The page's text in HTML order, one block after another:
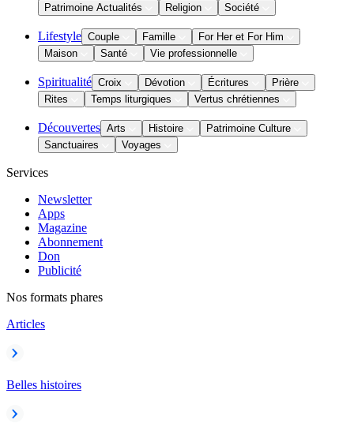
Patrimoine Actualités
Religion Société
Lifestyle Couple Famille
For Her et For Him
Maison
Santé Vie professionnelle
Spiritualité Croix Dévotion Écritures
Prière
Rites
Temps liturgiques Vertus chrétiennes
Découvertes Arts Histoire
Patrimoine Culture
Sanctuaires
Voyages
Services
Newsletter
Apps
Magazine
Abonnement
Don
Publicité
Nos formats phares
Articles
Belles histoires